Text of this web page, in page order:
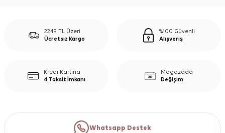
2249 TL Üzeri
Ücretsiz Kargo
%100 Güvenli
Alışveriş
Kredi Kartına
4 Taksit İmkanı
Mağazada
Değişim
Whatsapp Destek